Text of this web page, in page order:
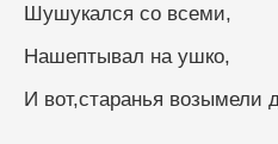
Шушукался со всеми,
Нашептывал на ушко,
И вот,старанья возымели